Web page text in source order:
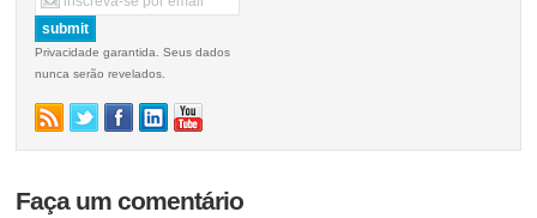
Privacidade garantida. Seus dados
nunca serão revelados.
Faça um comentário